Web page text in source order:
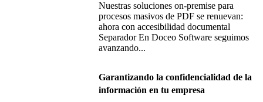
Nuestras soluciones on-premise para
procesos masivos de PDF se renuevan:
ahora con accesibilidad documental
Separador En Doceo Software seguimos
avanzando...
Garantizando la confidencialidad de la
información en tu empresa